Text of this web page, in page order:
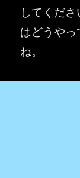
してくだ
はどうや
ね。